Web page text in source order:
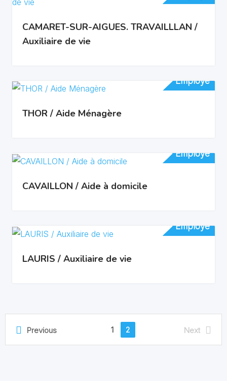
CAMARET-SUR-AIGUES. TRAVAILLLAN /
Auxiliaire de vie
Employé
Employé
THOR / Aide Ménagère
Employé
Employé
CAVAILLON / Aide à domicile
Employé
Employé
LAURIS / Auxiliaire de vie
Previous 1 2 Next